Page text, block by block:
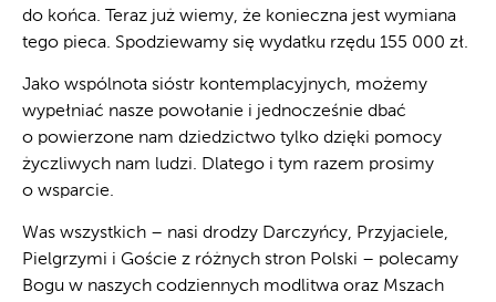
do końca. Teraz już wiemy, że konieczna jest wymiana
tego pieca. Spodziewamy się wydatku rzędu 155 000 zł.
Jako wspólnota sióstr kontemplacyjnych, możemy
wypełniać nasze powołanie i jednocześnie dbać
o powierzone nam dziedzictwo tylko dzięki pomocy
życzliwych nam ludzi. Dlatego i tym razem prosimy
o wsparcie.
Was wszystkich – nasi drodzy Darczyńcy, Przyjaciele,
Pielgrzymi i Goście z różnych stron Polski – polecamy
Bogu w naszych codziennych modlitwa oraz Mszach